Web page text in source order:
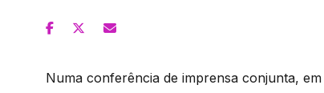
Numa conferência de imprensa conjunta,